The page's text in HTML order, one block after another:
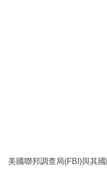
區
美國聯邦調查局(FBI)與其